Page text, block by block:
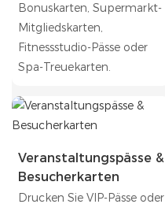
Bonuskarten, Supermarkt-
Mitgliedskarten,
Fitnessstudio-Pässe oder
Spa-Treuekarten.
Veranstaltungspässe &
Besucherkarten
Drucken Sie VIP-Pässe oder